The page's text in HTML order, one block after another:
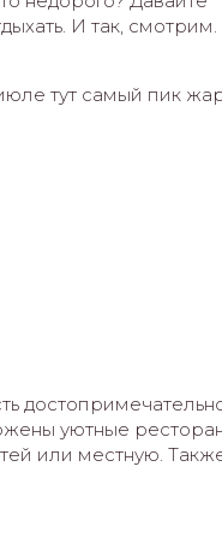
И так, смотрим.
тут самый пик
уютные
или местную.